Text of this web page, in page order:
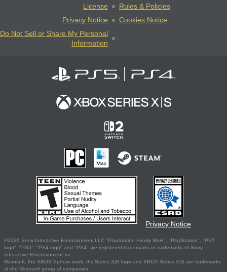
License
Rules & Policies
Privacy Notice
Cookies Notice
Do Not Sell or Share My Personal
Information
Privacy Notice
©2026 Sony Interactive Entertainment LLC."PlayStation Family Mark", "PlayStation", "PS5
logo", "PS5", "PS4 logo" and "PS4" are registered trademarks or trademarks of Sony
Interactive Entertainment Inc.
Microsoft, the XBOX Sphere mark, the Series X|S logo and XBOX Series X|S are trademarks
of the Microsoft group of companies.